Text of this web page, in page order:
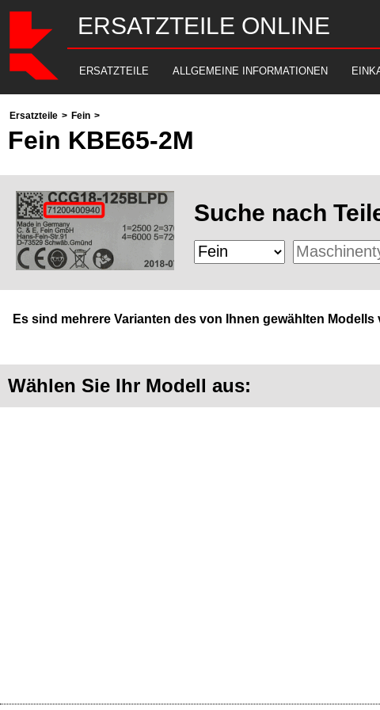
ERSATZTEILE ONLINE
ERSATZTEILE ALLGEMEINE INFORMATIONEN
Ersatzteile > Fein >
Fein KBE65-2M
Suche nach
Es sind mehrere Varianten des von Ihnen gewählten
Wählen Sie Ihr Modell aus: